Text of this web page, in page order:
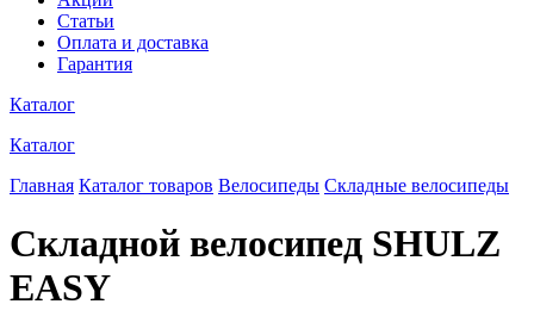
Статьи
Оплата и доставка
Гарантия
Каталог
Каталог
Главная Каталог товаров Велосипеды Складные велосипеды
Складной велосипед SHULZ
EASY